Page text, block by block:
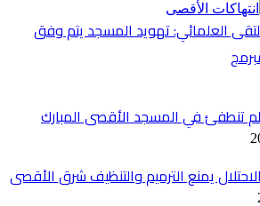
العلمائي: تهويد المسجد يتم وفق
يمنع الترميم والتنظيف شرق الأقصى